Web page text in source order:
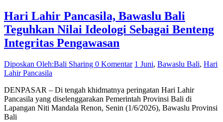
Hari Lahir Pancasila, Bawaslu Bali
Teguhkan Nilai Ideologi Sebagai Benteng
Integritas Pengawasan
Diposkan Oleh:Bali Sharing 0 Komentar 1 Juni, Bawaslu Bali, Hari
Lahir Pancasila
DENPASAR – Di tengah khidmatnya peringatan Hari Lahir
Pancasila yang diselenggarakan Pemerintah Provinsi Bali di
Lapangan Niti Mandala Renon, Senin (1/6/2026), Bawaslu Provinsi
Bali